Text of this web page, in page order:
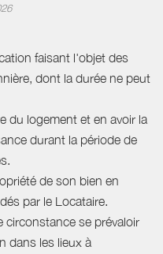
faisant l'objet des
dont la durée ne peut
du logement et en avoir la
durant la période de
de son bien en
par le Locataire.
circonstance se prévaloir
dans les lieux à